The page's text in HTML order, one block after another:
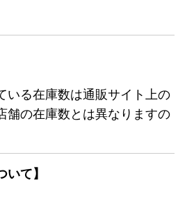
いる在庫数は通販サイト上の
舗の在庫数とは異なりますの
いて】